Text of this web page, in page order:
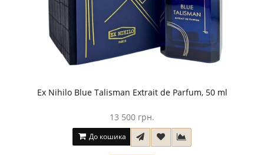
Ex Nihilo Blue Talisman Extrait de Parfum, 50 ml
13 500 грн.
До кошика